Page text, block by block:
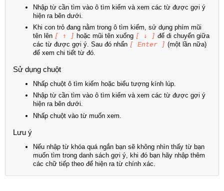
Nhập từ cần tìm vào ô tìm kiếm và xem các từ được gợi ý
hiện ra bên dưới.
Khi con trỏ đang nằm trong ô tìm kiếm, sử dụng phím mũi
tên lên [ ↑ ] hoặc mũi tên xuống [ ↓ ] để di chuyển giữa
các từ được gợi ý. Sau đó nhấn [ Enter ] (một lần nữa)
để xem chi tiết từ đó.
Sử dụng chuột
Nhấp chuột ô tìm kiếm hoặc biểu tượng kính lúp.
Nhập từ cần tìm vào ô tìm kiếm và xem các từ được gợi ý
hiện ra bên dưới.
Nhấp chuột vào từ muốn xem.
Lưu ý
Nếu nhập từ khóa quá ngắn bạn sẽ không nhìn thấy từ bạn
muốn tìm trong danh sách gợi ý, khi đó bạn hãy nhập thêm
các chữ tiếp theo để hiện ra từ chính xác.